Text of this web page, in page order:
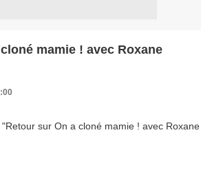
mamie ! avec Roxane